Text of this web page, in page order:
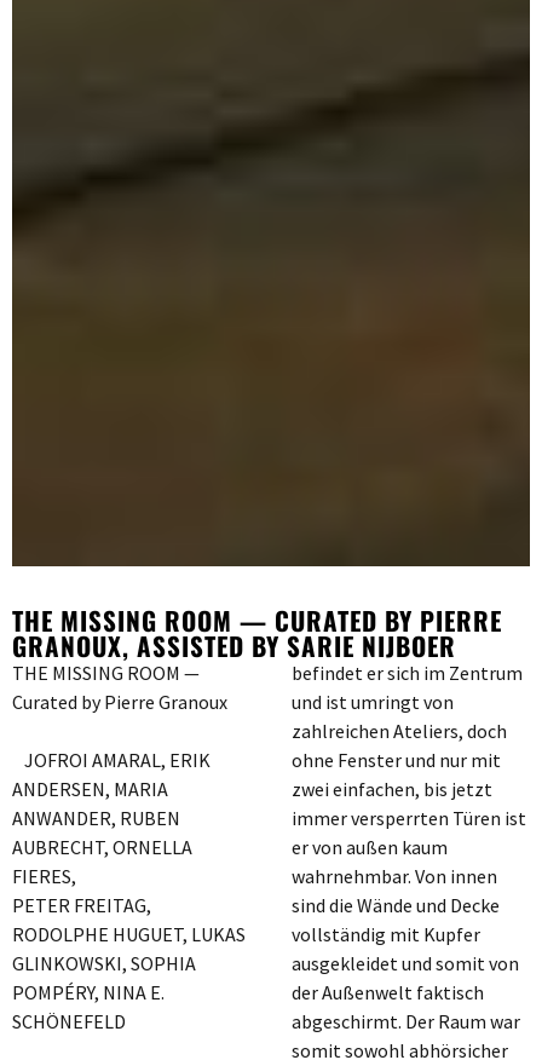
THE MISSING ROOM — CURATED BY PIERRE
GRANOUX, ASSISTED BY SARIE NIJBOER
THE MISSING ROOM —
Curated by Pierre Granoux
JOFROI AMARAL, ERIK
ANDERSEN, MARIA
ANWANDER, RUBEN
AUBRECHT, ORNELLA
FIERES,
PETER FREITAG,
RODOLPHE HUGUET, LUKAS
GLINKOWSKI, SOPHIA
POMPÉRY, NINA E.
SCHÖNEFELD
befindet er sich im Zentrum
und ist umringt von
zahlreichen Ateliers, doch
ohne Fenster und nur mit
zwei einfachen, bis jetzt
immer versperrten Türen ist
er von außen kaum
wahrnehmbar. Von innen
sind die Wände und Decke
vollständig mit Kupfer
ausgekleidet und somit von
der Außenwelt faktisch
abgeschirmt. Der Raum war
somit sowohl abhörsicher